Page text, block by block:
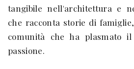
tangibile nell'architettura e
che racconta storie di
comunità che ha plasmato
passione.